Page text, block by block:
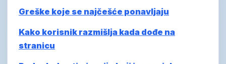
Greške koje se najčešće ponavljaju
Kako korisnik razmišlja kada dođe na
stranicu